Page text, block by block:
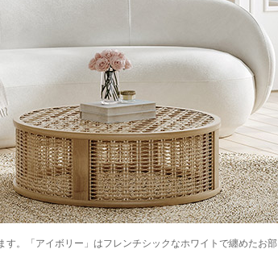
。「アイボリー」はフレンチシックなホワイトで纏めたお部